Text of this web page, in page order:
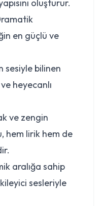
oluşturur.
en güçlü ve
sesiyle bilinen
heyecanlı
ve zengin
hem lirik hem de
aralığa sahip
sesleriyle